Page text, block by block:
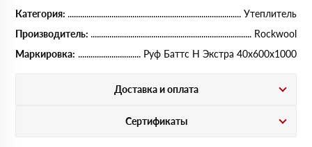
Категория:
Утеплитель
Производитель:
Rockwool
Маркировка:
Руф Баттс Н Экстра 40х600х1000
Доставка и оплата
Сертификаты